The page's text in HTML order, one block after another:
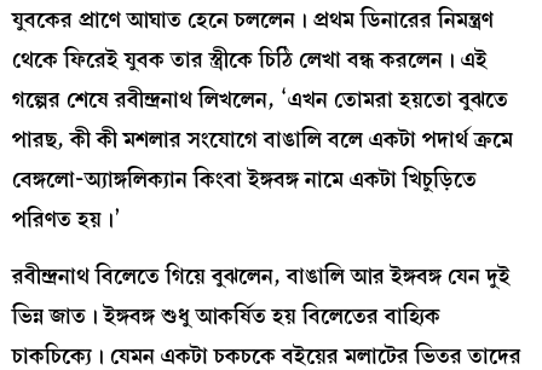
যুবকের প্রাণে আঘাত হেনে চললেন। প্রথম ডিনারের নিমন্ত্রণ
থেকে ফিরেই যুবক তার স্ত্রীকে চিঠি লেখা বন্ধ করলেন। এই
গল্পের শেষে রবীন্দ্রনাথ লিখলেন, ‘এখন তোমরা হয়তো বুঝতে
পারছ, কী কী মশলার সংযোগে বাঙালি বলে একটা পদার্থ ক্রমে
বেঙ্গলো-অ্যাঙ্গলিক্যান কিংবা ইঙ্গবঙ্গ নামে একটা খিচুড়িতে
পরিণত হয়।’
রবীন্দ্রনাথ বিলেতে গিয়ে বুঝলেন, বাঙালি আর ইঙ্গবঙ্গ যেন দুই
ভিন্ন জাত। ইঙ্গবঙ্গ শুধু আকর্ষিত হয় বিলেতের বাহ্যিক
চাকচিক্যে। যেমন একটা চকচকে বইয়ের মলাটের ভিতর তাদের